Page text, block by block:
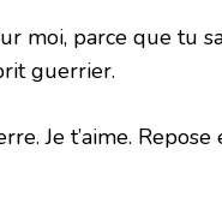
moi, parce que tu
guerrier.
Je t’aime.